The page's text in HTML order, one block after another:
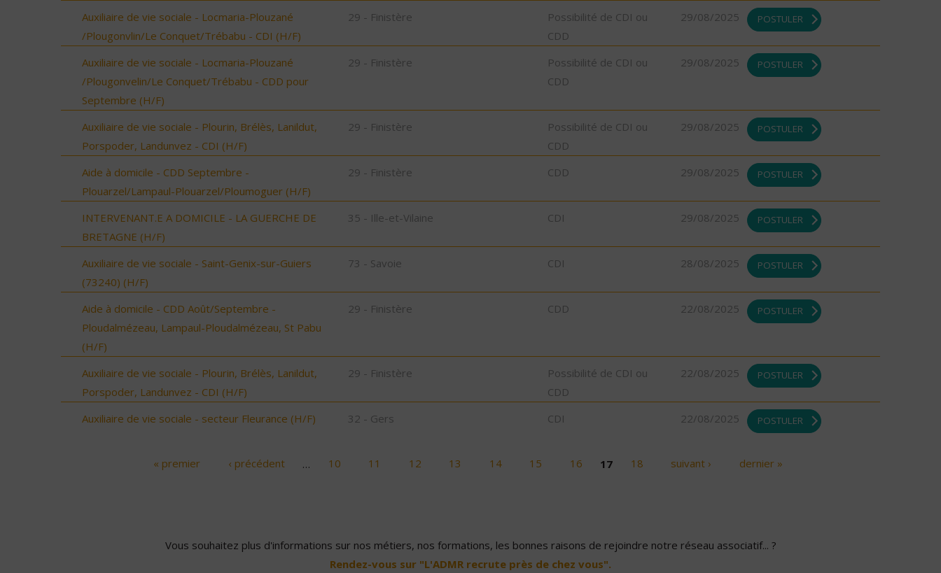
Auxiliaire de vie sociale - Locmaria-Plouzané
/Plougonvlin/Le Conquet/Trébabu - CDI (H/F)
29 - Finistère
Possibilité de CDI ou
CDD
29/08/2025 POSTULER
Auxiliaire de vie sociale - Locmaria-Plouzané
/Plougonvelin/Le Conquet/Trébabu - CDD pour
Septembre (H/F)
29 - Finistère
Possibilité de CDI ou
CDD
29/08/2025 POSTULER
Auxiliaire de vie sociale - Plourin, Brélès, Lanildut,
Porspoder, Landunvez - CDI (H/F)
29 - Finistère
Possibilité de CDI ou
CDD
29/08/2025 POSTULER
Aide à domicile - CDD Septembre -
Plouarzel/Lampaul-Plouarzel/Ploumoguer (H/F)
29 - Finistère CDD 29/08/2025 POSTULER
INTERVENANT.E A DOMICILE - LA GUERCHE DE
BRETAGNE (H/F)
35 - Ille-et-Vilaine CDI 29/08/2025 POSTULER
Auxiliaire de vie sociale - Saint-Genix-sur-Guiers
(73240) (H/F)
73 - Savoie CDI 28/08/2025 POSTULER
Aide à domicile - CDD Août/Septembre -
Ploudalmézeau, Lampaul-Ploudalmézeau, St Pabu
(H/F)
29 - Finistère CDD 22/08/2025 POSTULER
Auxiliaire de vie sociale - Plourin, Brélès, Lanildut,
Porspoder, Landunvez - CDI (H/F)
29 - Finistère
Possibilité de CDI ou
CDD
22/08/2025 POSTULER
Auxiliaire de vie sociale - secteur Fleurance (H/F) 32 - Gers CDI 22/08/2025 POSTULER
« premier ‹ précédent … 10 11 12 13 14 15 16 17 18 suivant › dernier »
Vous souhaitez plus d'informations sur nos métiers, nos formations, les bonnes raisons de rejoindre notre réseau associatif... ?
Rendez-vous sur "L'ADMR recrute près de chez vous".